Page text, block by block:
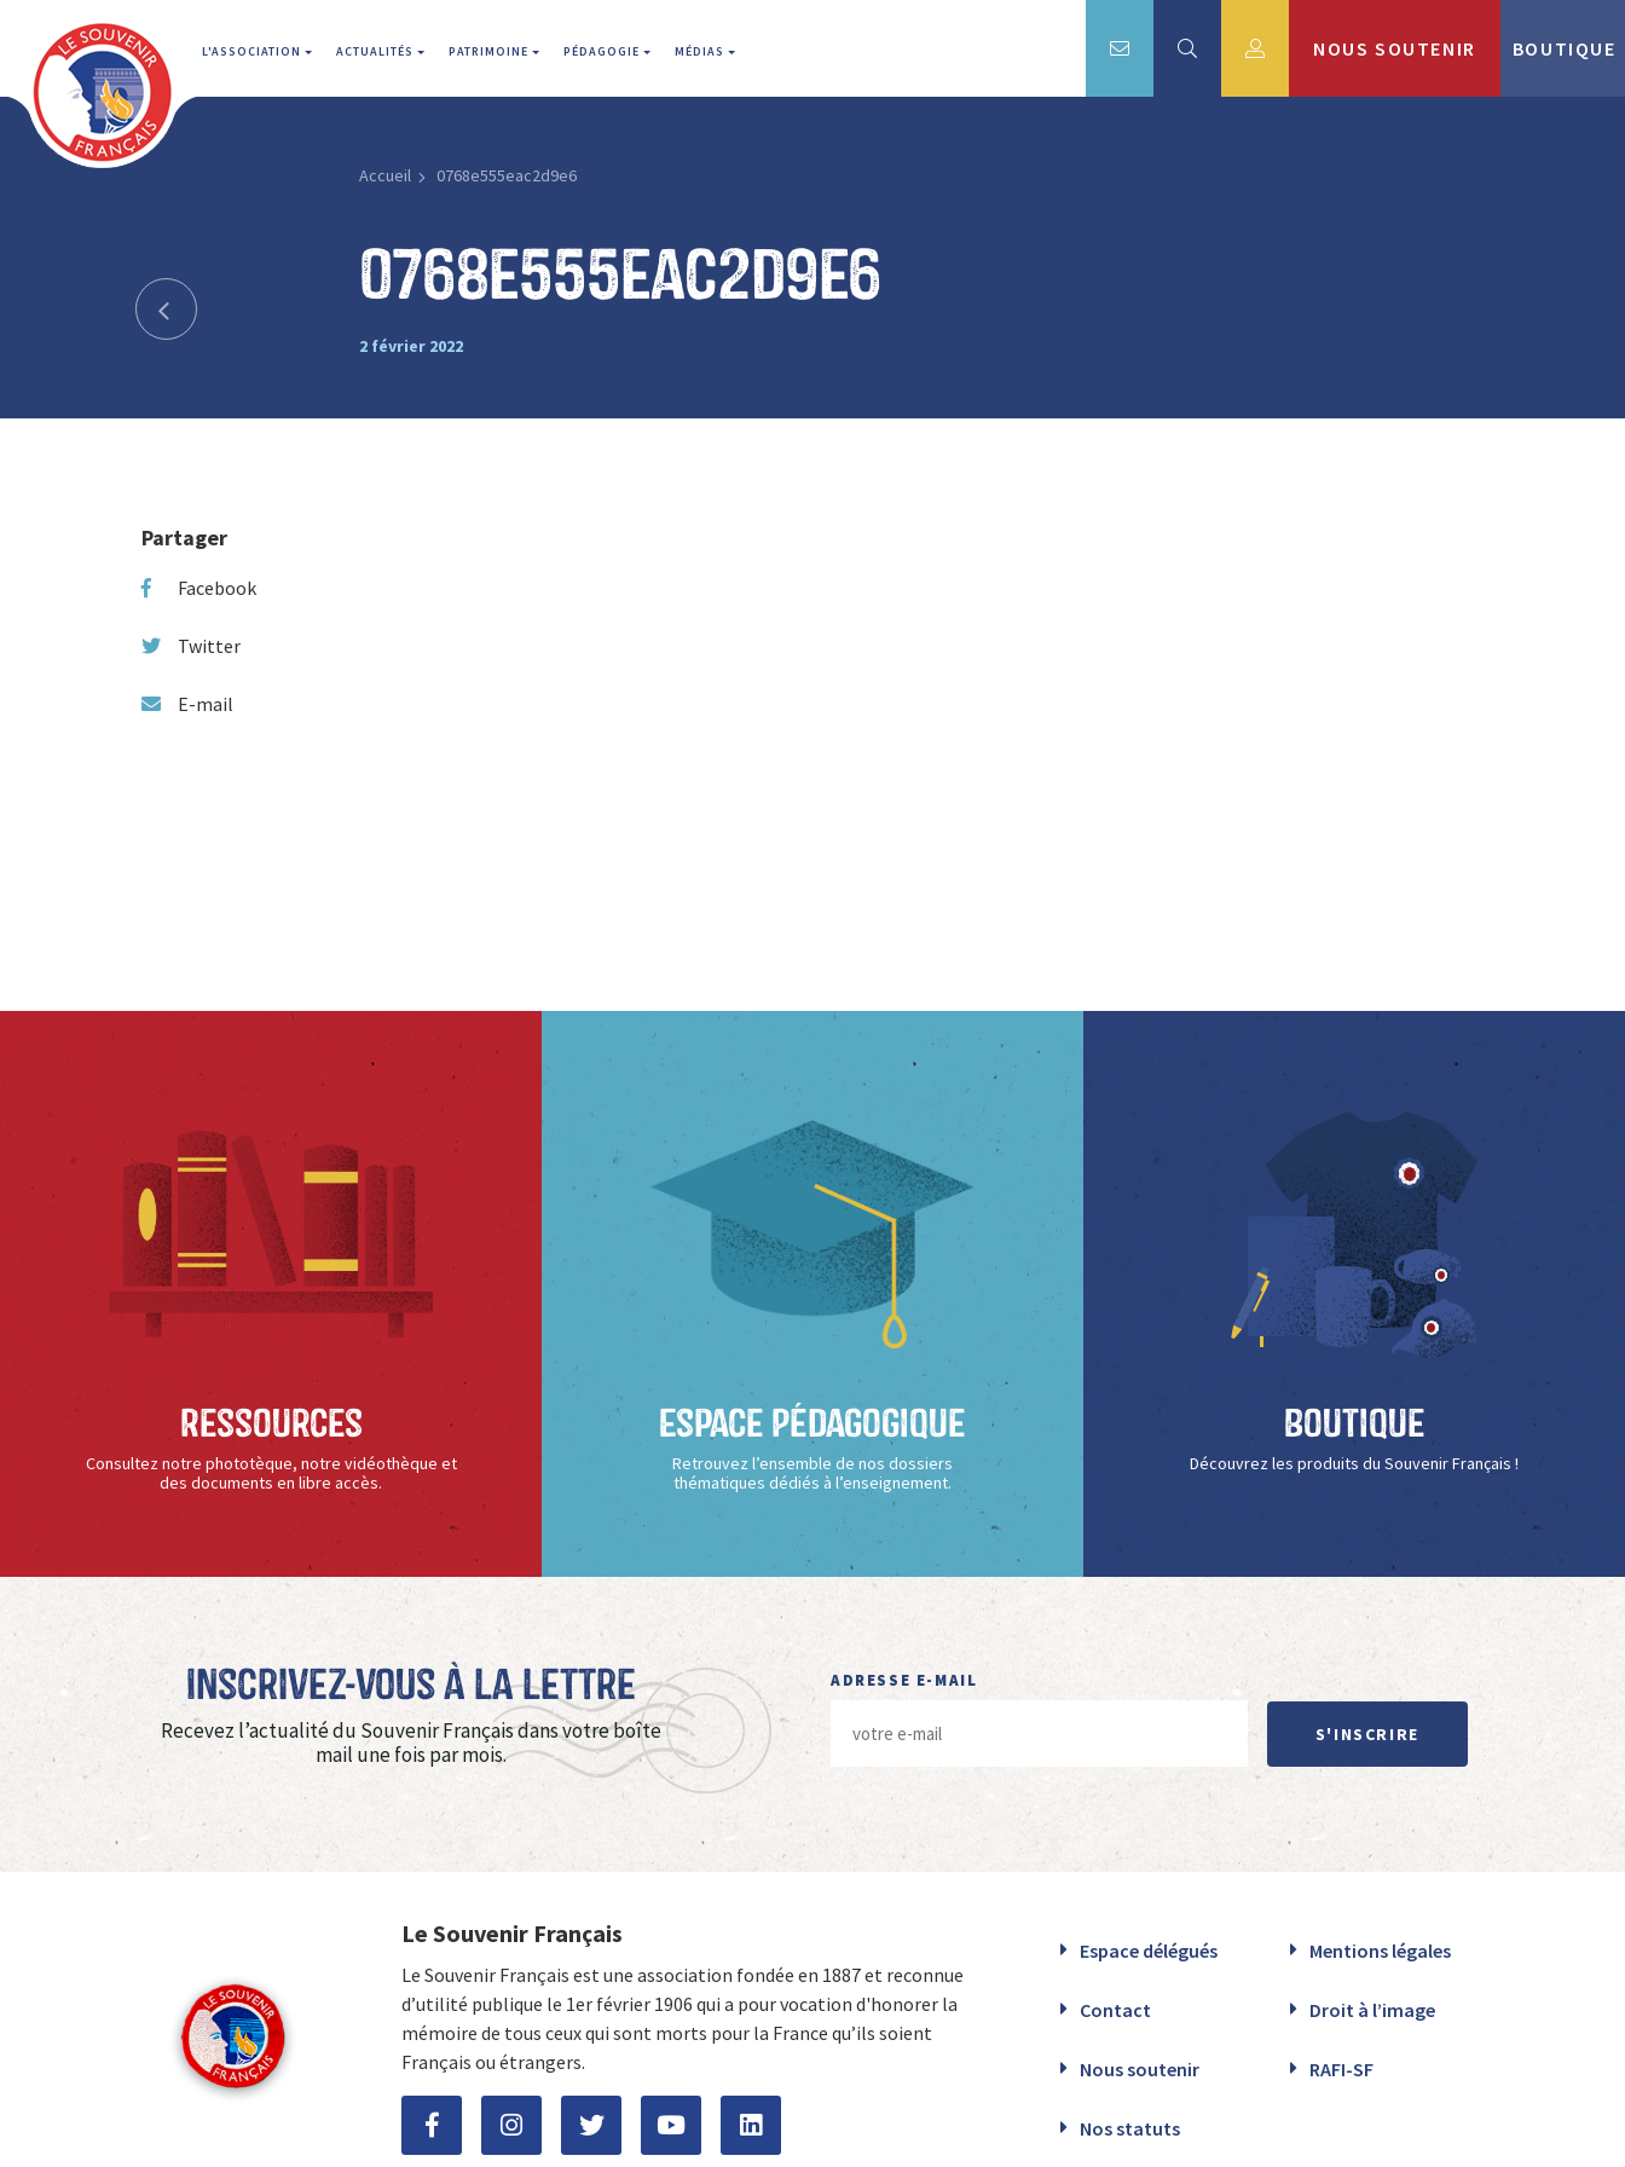
L'ASSOCIATION ACTUALITÉS PATRIMOINE PÉDAGOGIE MÉDIAS NOUS SOUTENIR BOUTIQUE
Accueil 0768e555eac2d9e6
0768e555eac2d9e6
2 février 2022
Partager
Facebook
Twitter
E-mail
Ressources
Consultez notre phototèque, notre vidéothèque et
des documents en libre accès.
Espace Pédagogique
Retrouvez l’ensemble de nos dossiers
thématiques dédiés à l’enseignement.
Boutique
Découvrez les produits du Souvenir Français !
Inscrivez-vous à La Lettre
Recevez l’actualité du Souvenir Français dans votre boîte
mail une fois par mois.
ADRESSE E-MAIL
S'INSCRIRE
Le Souvenir Français
Le Souvenir Français est une association fondée en 1887 et reconnue
d’utilité publique le 1er février 1906 qui a pour vocation d'honorer la
mémoire de tous ceux qui sont morts pour la France qu’ils soient
Français ou étrangers.
Espace délégués Mentions légales
Contact Droit à l’image
Nous soutenir RAFI-SF
Nos statuts